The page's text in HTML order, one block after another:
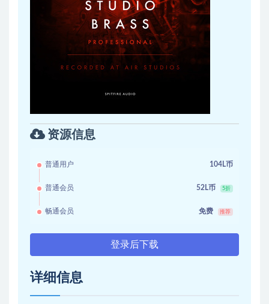
资源信息
普通用户 104L币
普通会员 52L币 5折
畅通会员 免费 推荐
登录后下载
详细信息